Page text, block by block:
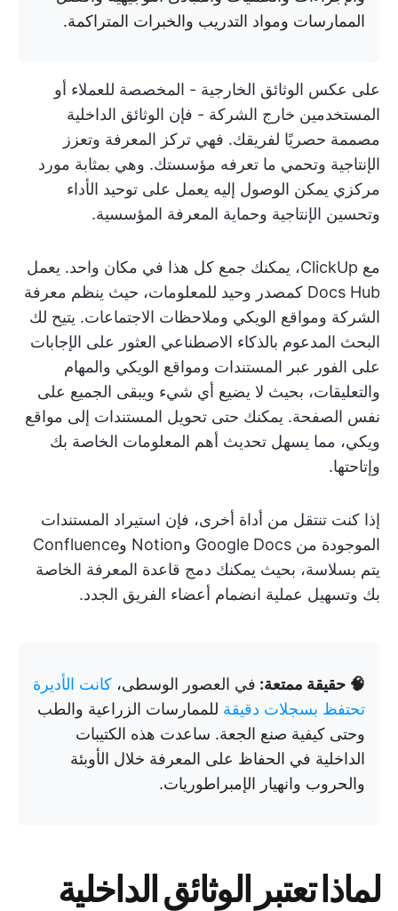
الممارسات ومواد التدريب والخبرات المتراكمة.
على عكس الوثائق الخارجية - المخصصة للعملاء أو
المستخدمين خارج الشركة - فإن الوثائق الداخلية
مصممة حصريًا لفريقك. فهي تركز المعرفة وتعزز
الإنتاجية وتحمي ما تعرفه مؤسستك. وهي بمثابة مورد
مركزي يمكن الوصول إليه يعمل على توحيد الأداء
وتحسين الإنتاجية وحماية المعرفة المؤسسية.
مع ClickUp، يمكنك جمع كل هذا في مكان واحد. يعمل
Docs Hub كمصدر وحيد للمعلومات، حيث ينظم معرفة
الشركة ومواقع الويكي وملاحظات الاجتماعات. يتيح لك
البحث المدعوم بالذكاء الاصطناعي العثور على الإجابات
على الفور عبر المستندات ومواقع الويكي والمهام
والتعليقات، بحيث لا يضيع أي شيء ويبقى الجميع على
نفس الصفحة. يمكنك حتى تحويل المستندات إلى مواقع
ويكي، مما يسهل تحديث أهم المعلومات الخاصة بك
وإتاحتها.
إذا كنت تنتقل من أداة أخرى، فإن استيراد المستندات
الموجودة من Google Docs وNotion وConfluence
يتم بسلاسة، بحيث يمكنك دمج قاعدة المعرفة الخاصة
بك وتسهيل عملية انضمام أعضاء الفريق الجدد.
🧠 حقيقة ممتعة: في العصور الوسطى، كانت الأديرة
تحتفظ بسجلات دقيقة للممارسات الزراعية والطب
وحتى كيفية صنع الجعة. ساعدت هذه الكتيبات
الداخلية في الحفاظ على المعرفة خلال الأوبئة
والحروب وانهيار الإمبراطوريات.
لماذا تعتبر الوثائق الداخلية